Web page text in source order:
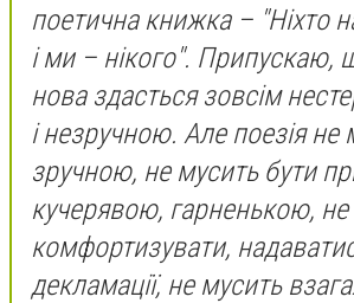
поетична книжка – "Ніхто
і ми – нікого". Припускаю,
нова здасться зовсім
і незручною. Але поезія не
зручною, не мусить бути
кучерявою, гарненькою,
комфортизувати,
декламації, не мусить